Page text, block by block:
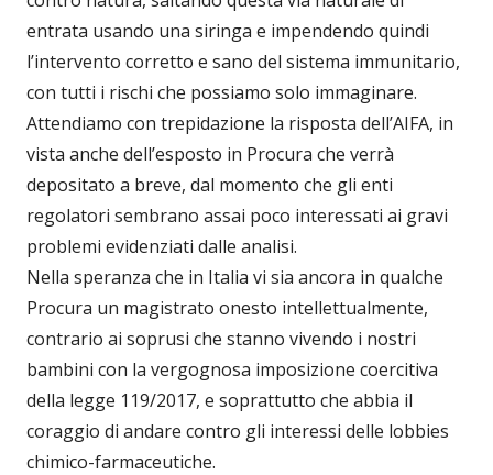
entrata usando una siringa e impendendo quindi
l’intervento corretto e sano del sistema immunitario,
con tutti i rischi che possiamo solo immaginare.
Attendiamo con trepidazione la risposta dell’AIFA, in
vista anche dell’esposto in Procura che verrà
depositato a breve, dal momento che gli enti
regolatori sembrano assai poco interessati ai gravi
problemi evidenziati dalle analisi.
Nella speranza che in Italia vi sia ancora in qualche
Procura un magistrato onesto intellettualmente,
contrario ai soprusi che stanno vivendo i nostri
bambini con la vergognosa imposizione coercitiva
della legge 119/2017, e soprattutto che abbia il
coraggio di andare contro gli interessi delle lobbies
chimico-farmaceutiche.